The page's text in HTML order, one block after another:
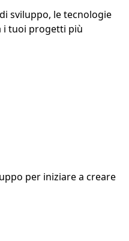
sviluppo, le tecnologie
i tuoi progetti più
per iniziare a creare